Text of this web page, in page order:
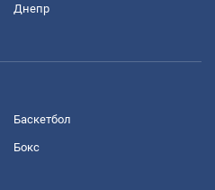
Днепр
Баскетбол
Бокс